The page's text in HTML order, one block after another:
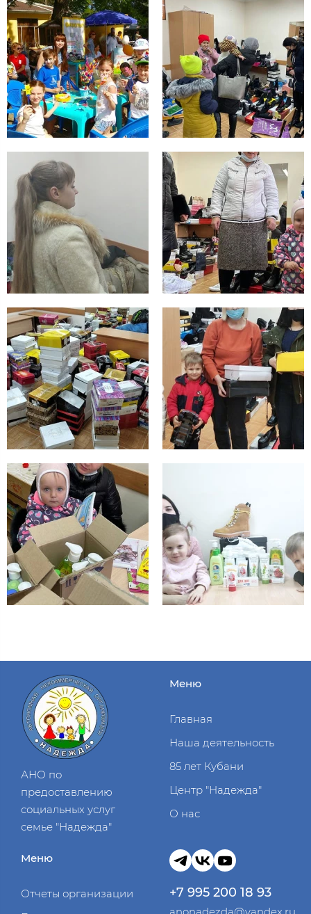
АНО по
предоставлению
социальных услуг
семье "Надежда"
Меню
Главная
Наша деятельность
85 лет Кубани
Центр "Надежда"
О нас
Меню
Отчеты организации
+7 995 200 18 93